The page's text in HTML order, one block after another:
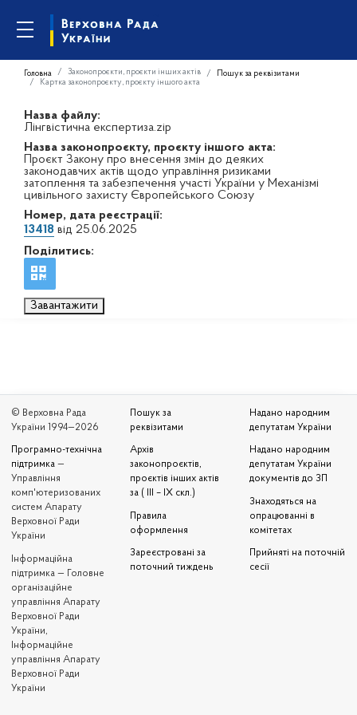
Головна Законопроєкти, проєкти інших актів
Пошук за реквізитами
Картка законопроєкту, проєкту іншого акта
Назва файлу:
Лінгвістична експертиза.zip
Назва законопроєкту, проєкту іншого акта:
Проєкт Закону про внесення змін до деяких
законодавчих актів щодо управління ризиками
затоплення та забезпечення участі України у Механізмі
цивільного захисту Європейського Союзу
Номер, дата реєстрації:
13418 від 25.06.2025
Поділитись:
Завантажити
© Верховна Рада
України 1994—2026
Програмно-технічна
підтримка —
Управління
комп'ютеризованих
систем Апарату
Верховної Ради
України
Iнформаційна
підтримка — Головне
організаційне
управління Апарату
Верховної Ради
України,
Інформаційне
управління Апарату
Верховної Ради
України
Пошук за
реквізитами
Архів
законопроєктів,
проєктів інших актів
за ( III – IX скл.)
Правила
оформлення
Зареєстровані за
поточний тиждень
Надано народним
депутатам України
Надано народним
депутатам України
документів до ЗП
Знаходяться на
опрацюванні в
комітетах
Прийняті на поточній
сесії